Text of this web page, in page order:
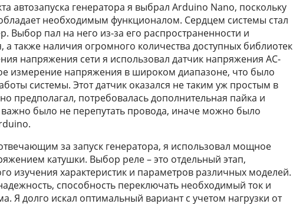
автозапуска генератора я выбрал Arduino Nano, поскольку
необходимым функционалом. Сердцем системы стал
Выбор пал на него из-за его распространенности и
также наличия огромного количества доступных библиотек
напряжения сети я использовал датчик напряжения AC-
измерение напряжения в широком диапазоне, что было
системы. Этот датчик оказался не таким уж простым в
предполагал, потребовалась дополнительная пайка и
было не перепутать провода, иначе можно было
за запуск генератора, я использовал мощное
катушки. Выбор реле – это отдельный этап,
изучения характеристик и параметров различных моделей.
способность переключать необходимый ток и
Я долго искал оптимальный вариант с учетом нагрузки от